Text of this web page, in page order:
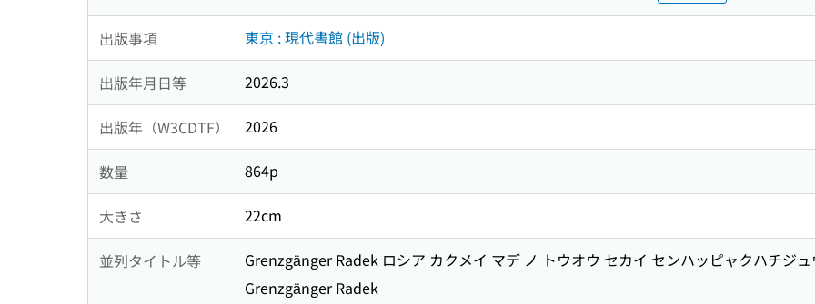
出版事項 東京 : 現代書館 (出版)
出版年月日等 2026.3
出版年（W3CDTF） 2026
数量 864p
大きさ 22cm
並列タイトル等
Grenzgänger Radek ロシア カクメイ マデ ノ トウオウ セカイ センハッピャクハチジ
Grenzgänger Radek